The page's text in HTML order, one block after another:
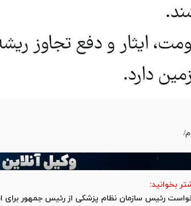
بخوانید:
رئیس سازمان نظام پزشکی از رئیس جمهور